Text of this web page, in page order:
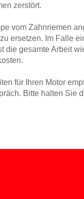
zerstört.
vom Zahnriemen
ersetzen. Im Falle
die gesamte Arbeit
für Ihren Motor
Bitte halten Sie